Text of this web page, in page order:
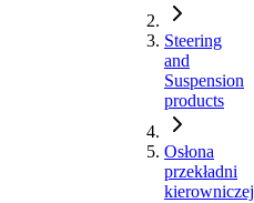
Steering
and
Suspension
products
Osłona
przekładni
kierowniczej